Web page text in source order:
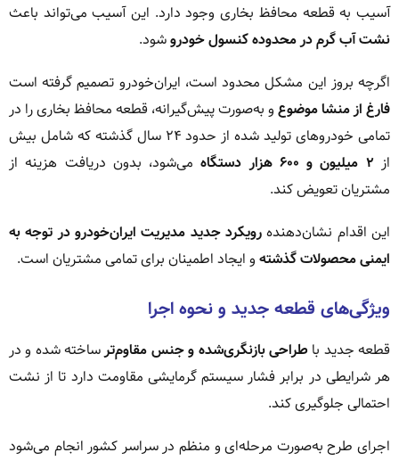
آسیب به قطعه محافظ بخاری وجود دارد. این آسیب می‌تواند باعث
نشت آب گرم در محدوده کنسول خودروشود.
اگرچه بروز این مشکل محدود است، ایران‌خودرو تصمیم گرفته است
فارغ از منشا موضوع و به‌صورت پیش‌گیرانه، قطعه محافظ بخاری را در
تمامی خودروهای تولید شده از حدود ۲۴ سال گذشته که شامل بیش
از۲ میلیون و ۶۰۰ هزار دستگاه
می‌شود، بدون دریافت هزینه از
مشتریان تعویض کند.
این اقدام نشان‌دهنده رویکرد جدید مدیریت ایران‌خودرو در توجه به
ایمنی محصولات گذشته و ایجاد اطمینان برای تمامی مشتریان است.
ویژگی‌های قطعه جدید و نحوه اجرا
قطعه جدید با طراحی بازنگری‌شده و جنس مقاوم‌تر ساخته شده و در
هر شرایطی در برابر فشار سیستم گرمایشی مقاومت دارد تا از نشت
احتمالی جلوگیری کند.
اجرای طرح به‌صورت مرحله‌ای و منظم در سراسر کشور انجام می‌شود